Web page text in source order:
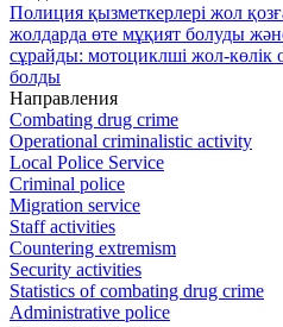
Полиция қызметкерлері жол
жолдарда өте мұқият болуды
сұрайды: мотоциклші жол-көлік
болды
Направления
Combating drug crime
Operational criminalistic activity
Local Police Service
Criminal police
Migration service
Staff activities
Countering extremism
Security activities
Statistics of combating drug crime
Administrative police